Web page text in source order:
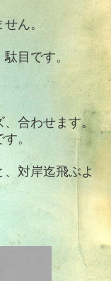
ん。
目です。
、合わせます。
。
対岸迄飛ぶよ